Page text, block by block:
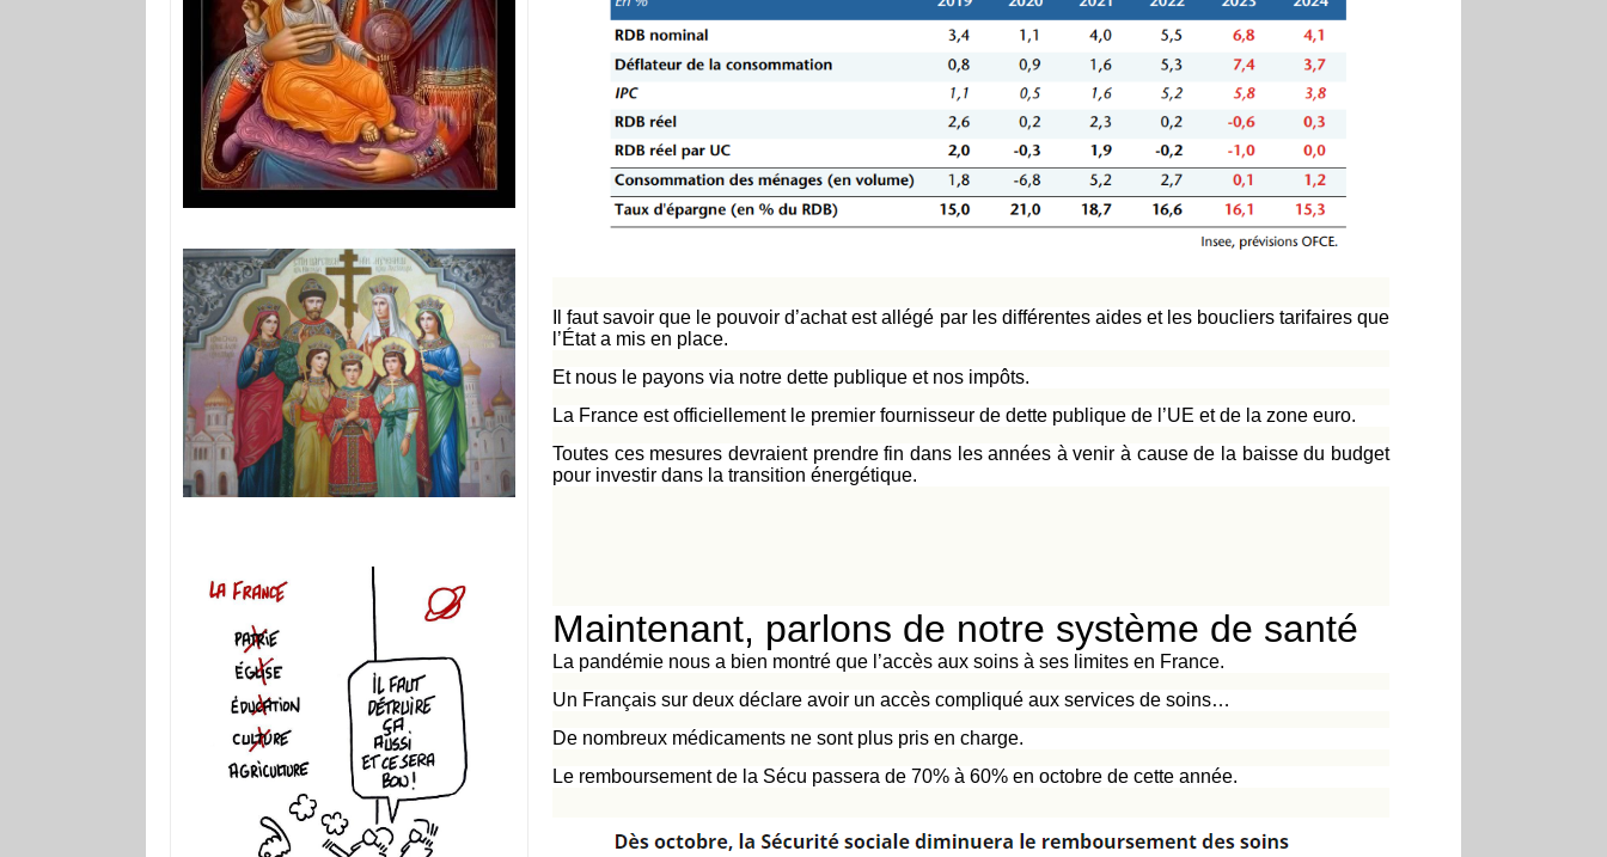
Il faut savoir que le pouvoir d’achat est allégé par les différentes aides et les boucliers tarifaires que
l’État a mis en place.
Et nous le payons via notre dette publique et nos impôts.
La France est officiellement le premier fournisseur de dette publique de l’UE et de la zone euro.
Toutes ces mesures devraient prendre fin dans les années à venir à cause de la baisse du budget
pour investir dans la transition énergétique.
Maintenant, parlons de notre système de santé
La pandémie nous a bien montré que l’accès aux soins à ses limites en France.
Un Français sur deux déclare avoir un accès compliqué aux services de soins…
De nombreux médicaments ne sont plus pris en charge.
Le remboursement de la Sécu passera de 70% à 60% en octobre de cette année.